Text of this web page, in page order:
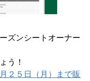
ズンシートオーナー
う！
２５日（月）まで販